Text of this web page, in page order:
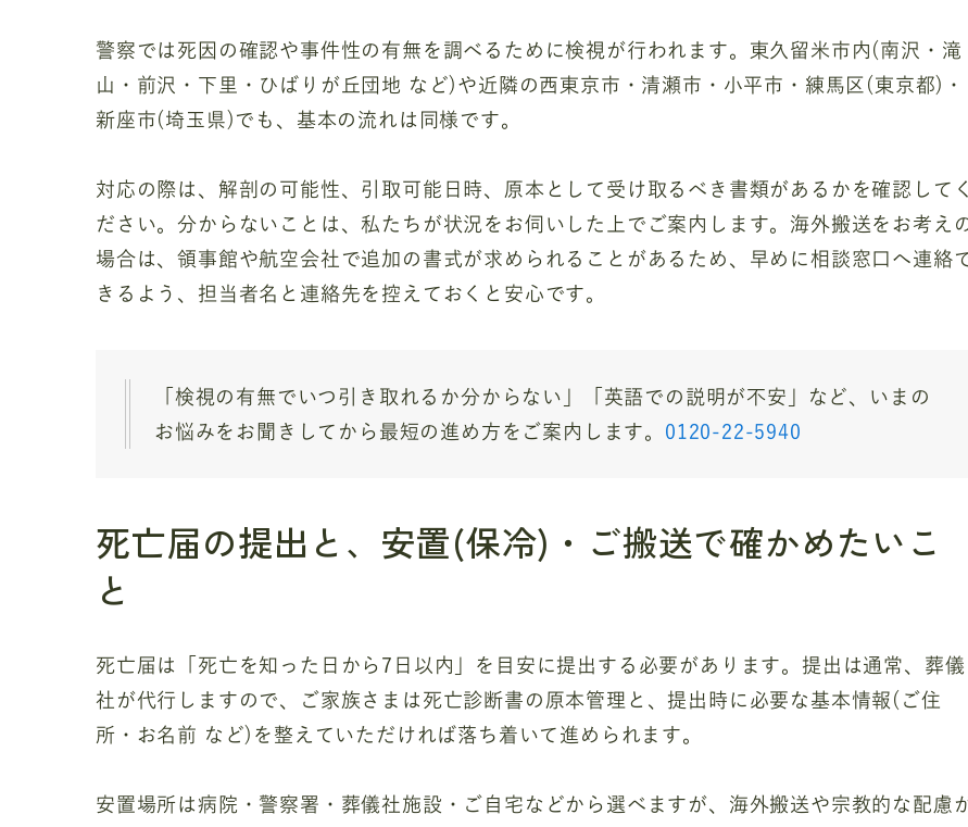
警察では死因の確認や事件性の有無を調べるために検視が行われます。東久留米市内(南沢・滝
山・前沢・下里・ひばりが丘団地 など)や近隣の西東京市・清瀬市・小平市・練馬区(東京都)・
新座市(埼玉県)でも、基本の流れは同様です。
対応の際は、解剖の可能性、引取可能日時、原本として受け取るべき書類があるかを確認してく
ださい。分からないことは、私たちが状況をお伺いした上でご案内します。海外搬送をお考え
場合は、領事館や航空会社で追加の書式が求められることがあるため、早めに相談窓口へ連絡
きるよう、担当者名と連絡先を控えておくと安心です。
「検視の有無でいつ引き取れるか分からない」「英語での説明が不安」など、いまの
お悩みをお聞きしてから最短の進め方をご案内します。 0120-22-5940
死亡届の提出と、安置(保冷)・ご搬送で確かめたいこ
と
死亡届は「死亡を知った日から7日以内」を目安に提出する必要があります。提出は通常、葬儀
社が代行しますので、ご家族さまは死亡診断書の原本管理と、提出時に必要な基本情報(ご住
所・お名前 など)を整えていただければ落ち着いて進められます。
安置場所は病院・警察署・葬儀社施設・ご自宅などから選べますが、海外搬送や宗教的な配慮